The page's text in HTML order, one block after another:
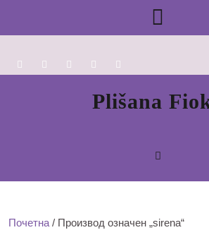
content
Plišana
Почетна / Производ oзначен „sirena“